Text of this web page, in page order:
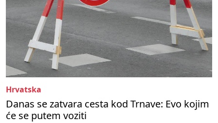
Hrvatska
Danas se zatvara cesta kod Trnave: Evo kojim
će se putem voziti